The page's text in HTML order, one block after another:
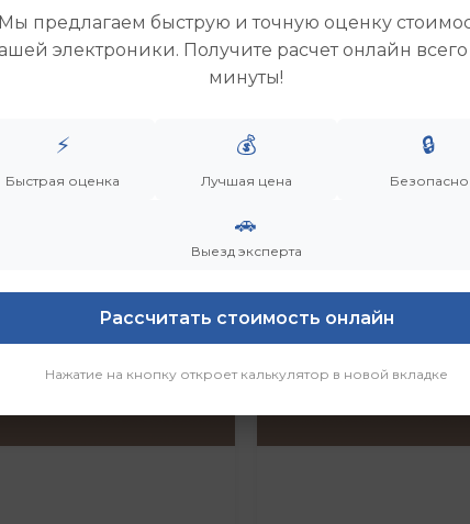
предлагаем быструю и точную оценку
электроники. Получите расчет онлайн всего
минуты!
⚡
Быстрая оценка
💰
Лучшая цена
🔒
Безопасно
🚗
Выезд эксперта
Рассчитать стоимость онлайн
Нажатие на кнопку откроет калькулятор в новой вкладке